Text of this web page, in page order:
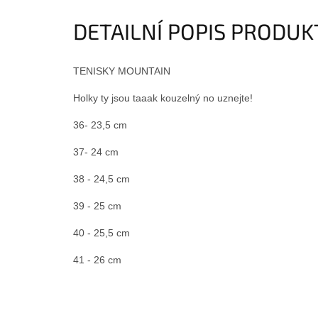
DETAILNÍ POPIS
TENISKY MOUNTAIN
Holky ty jsou taaak kouzelný no uznejte!
36- 23,5 cm
37- 24 cm
38 - 24,5 cm
39 - 25 cm
40 - 25,5 cm
41 - 26 cm